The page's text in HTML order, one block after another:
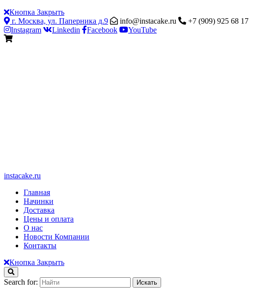
Кнопка Закрыть
г. Москва, ул. Паперника д.9
info@instacake.ru
+7 (909) 925 68 17
Instagram
Linkedin Facebook YouTube
instacake.ru
Главная
Начинки
Доставка
Цены и оплата
О нас
Новости Компании
Контакты
Кнопка Закрыть
Search for: